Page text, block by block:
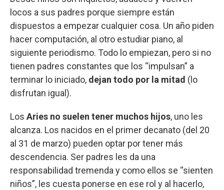
locos a sus padres porque siempre están
dispuestos a empezar cualquier cosa. Un año piden
hacer computación, al otro estudiar piano, al
siguiente periodismo. Todo lo empiezan, pero si no
tienen padres constantes que los “impulsan” a
terminar lo iniciado, dejan todo por la mitad (lo
disfrutan igual).
Los Aries no suelen tener muchos hijos, uno les
alcanza. Los nacidos en el primer decanato (del 20
al 31 de marzo) pueden optar por tener más
descendencia. Ser padres les da una
responsabilidad tremenda y como ellos se “sienten
niños”, les cuesta ponerse en ese rol y al hacerlo,